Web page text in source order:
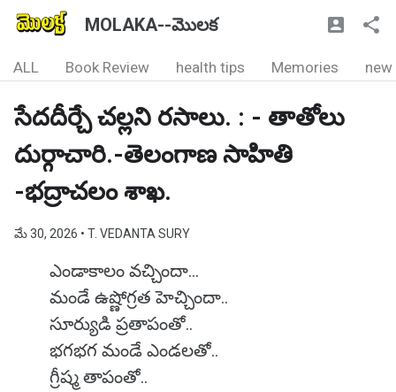
MOLAKA--మొలక
ALL Book Review health tips Memories new
సేదదీర్చే చల్లని రసాలు. : - తాతోలు
దుర్గాచారి.-తెలంగాణ సాహితి
-భద్రాచలం శాఖ.
మే 30, 2026 • T. VEDANTA SURY
ఎండాకాలం వచ్చిందా...
మండే ఉష్ణోగ్రత హెచ్చిందా..
సూర్యుడి ప్రతాపంతో..
భగభగ మండే ఎండలతో..
గ్రీష్మ తాపంతో..